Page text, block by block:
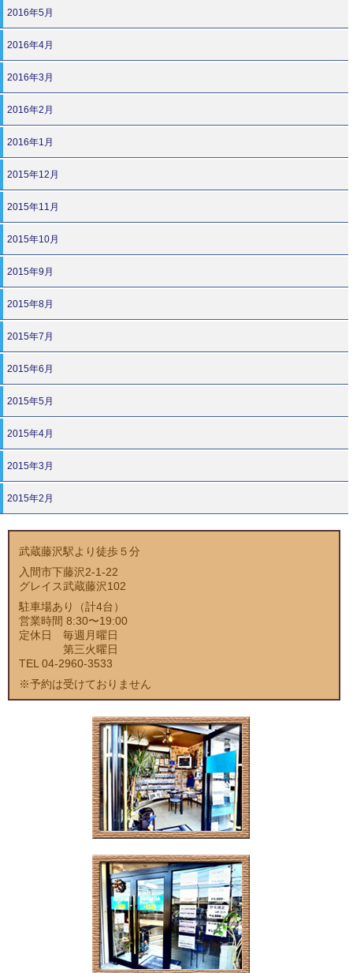
2016年5月
2016年4月
2016年3月
2016年2月
2016年1月
2015年12月
2015年11月
2015年10月
2015年9月
2015年8月
2015年7月
2015年6月
2015年5月
2015年4月
2015年3月
2015年2月
武蔵藤沢駅より徒歩５分
入間市下藤沢2-1-22
グレイス武蔵藤沢102
駐車場あり（計4台）
営業時間 8:30〜19:00
定休日 毎週月曜日
第三火曜日
TEL 04-2960-3533
※予約は受けておりません